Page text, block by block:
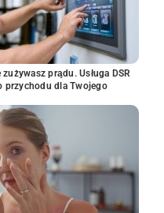
prądu. Usługa DSR
przychodu dla Twojego